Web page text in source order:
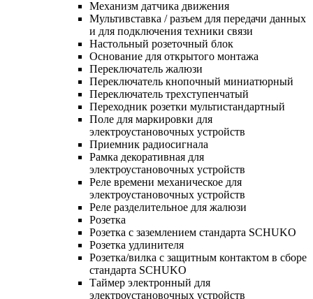
Механизм датчика движения
Мультивставка / разъем для передачи данных
и для подключения техники связи
Настольный розеточный блок
Основание для открытого монтажа
Переключатель жалюзи
Переключатель кнопочный миниатюрный
Переключатель трехступенчатый
Переходник розетки мультистандартный
Поле для маркировки для
электроустановочных устройств
Приемник радиосигнала
Рамка декоративная для
электроустановочных устройств
Реле времени механическое для
электроустановочных устройств
Реле разделительное для жалюзи
Розетка
Розетка с заземлением стандарта SCHUKO
Розетка удлинителя
Розетка/вилка с защитным контактом в сборе
стандарта SCHUKO
Таймер электронный для
электроустановочных устройств